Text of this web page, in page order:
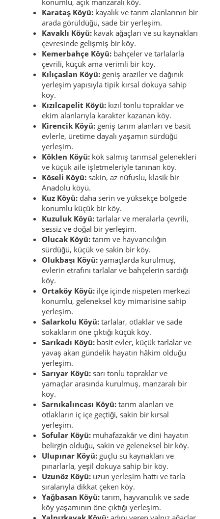
Karataş Köyü: kayalık ve tarım alanlarının bir
arada görüldüğü, sade bir yerleşim.
Kavaklı Köyü: kavak ağaçları ve su kaynakları
çevresinde gelişmiş bir köy.
Kemerbahçe Köyü: bahçeler ve tarlalarla
çevrili, küçük ama verimli bir köy.
Kılıçaslan Köyü: geniş araziler ve dağınık
yerleşim yapısıyla tipik kırsal dokuya sahip
köy.
Kızılcapelit Köyü: kızıl tonlu topraklar ve
ekim alanlarıyla karakter kazanan köy.
Kirencik Köyü: geniş tarım alanları ve basit
evlerle, üretime dayalı yaşamın sürdüğü
yerleşim.
Köklen Köyü: kök salmış tarımsal gelenekleri
ve küçük aile işletmeleriyle tanınan köy.
Köseli Köyü: sakin, az nüfuslu, klasik bir
Anadolu köyü.
Kuz Köyü: daha serin ve yüksekçe bölgede
konumlu küçük bir köy.
Kuzuluk Köyü: tarlalar ve meralarla çevrili,
sessiz ve doğal bir yerleşim.
Olucak Köyü: tarım ve hayvancılığın
sürdüğü, küçük ve sakin bir köy.
Olukbaşı Köyü: yamaçlarda kurulmuş,
evlerin etrafını tarlalar ve bahçelerin sardığı
köy.
Ortaköy Köyü: ilçe içinde nispeten merkezi
konumlu, geleneksel köy mimarisine sahip
yerleşim.
Salarkolu Köyü: tarlalar, otlaklar ve sade
sokakların öne çıktığı küçük köy.
Sarıkadı Köyü: basit evler, küçük tarlalar ve
yavaş akan gündelik hayatın hâkim olduğu
yerleşim.
Sarıyar Köyü: sarı tonlu topraklar ve
yamaçlar arasında kurulmuş, manzaralı bir
köy.
Sarnıkalıncası Köyü: tarım alanları ve
otlakların iç içe geçtiği, sakin bir kırsal
yerleşim.
Sofular Köyü: muhafazakâr ve dini hayatın
belirgin olduğu, sakin ve geleneksel bir köy.
Ulupınar Köyü: güçlü su kaynakları ve
pınarlarla, yeşil dokuya sahip bir köy.
Uzunöz Köyü: uzun yerleşim hattı ve tarla
sıralarıyla dikkat çeken köy.
Yağbasan Köyü: tarım, hayvancılık ve sade
köy yaşamının öne çıktığı yerleşim.